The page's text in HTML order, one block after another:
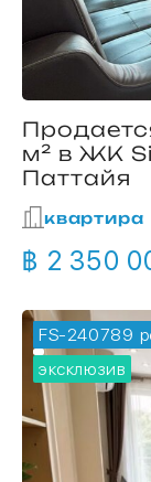
м² в ЖК
Паттайя
квартира
฿ 2 350
FS-240789
🔥 горячее
эксклюзив